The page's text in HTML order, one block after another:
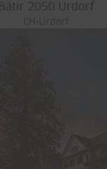
Bâtir 2050 Urdorf
CH-Urdorf